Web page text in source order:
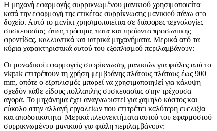
Η μηχανή εφαρμογής συρρικνωμένου μανικιού χρησιμοποιείται
κατά την εφαρμογή της ετικέτας συρρίκνωσης μανικιού πάνω στο
δοχείο. Αυτό το μανίκι χρησιμοποιείται σε διάφορες τεχνολογίες
συσκευασίας, όπως τρόφιμα, ποτά και προϊόντα προσωπικής
φροντίδας, καλλυντικά και ιατρικά μηχανήματα. Μερικά από τα
κύρια χαρακτηριστικά αυτού του εξοπλισμού περιλαμβάνουν:
Οι μοναδικοί εφαρμογείς συρρίκνωσης μανικιών για φιάλες από το
vkpak επιτρέπουν τη χρήση μεμβράνης πλάτους πλάτους έως 900
mm, οπότε ο εξοπλισμός μπορεί να χρησιμοποιηθεί για κάλυψη
σχεδόν κάθε είδους πολλαπλής συσκευασίας στην τρέχουσα
αγορά. Το μηχάνημα έχει αναγνωριστεί για χαμηλό κόστος και
εύκολο στην αλλαγή εργαλείων που επιτρέπει καλύτερη ευελιξία
και αποδοτικότητα. Μερικά πλεονεκτήματα αυτού του εφαρμοστού
συρρικνωμένου μανικιού για φιάλη περιλαμβάνουν: